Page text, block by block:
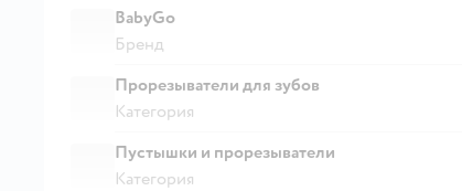
BabyGo
Бренд
Прорезыватели для зубов
Категория
Пустышки и прорезыватели
Категория